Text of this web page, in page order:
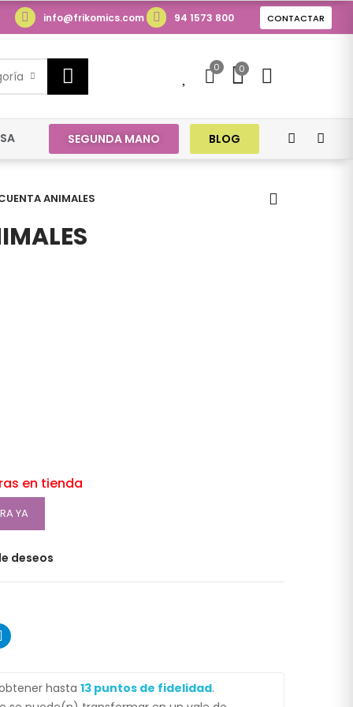
info@frikomics.com 94 1573 800 CONTACTAR
0 0
SEGUNDA MANO BLOG
ANIMALES
en tienda
YA
deseos
hasta 13 puntos de fidelidad.